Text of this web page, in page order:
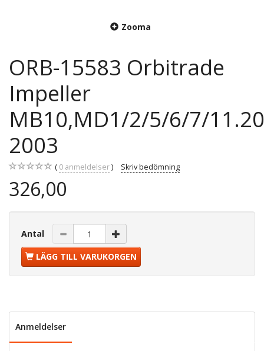
Zooma
ORB-15583 Orbitrade
Impeller
MB10,MD1/2/5/6/7/
2003
0 anmeldelser Skriv bedömning
326,00
Antal
LÄGG TILL VARUKORGEN
Anmeldelser